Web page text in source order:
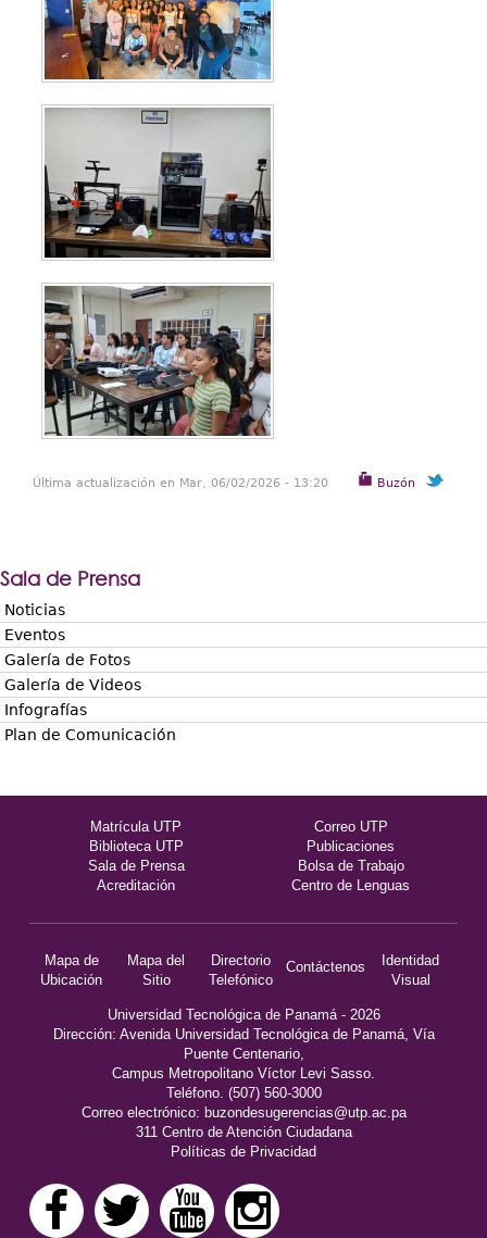
Buzón
Última actualización en Mar, 06/02/2026 - 13:20
Sala de Prensa
Noticias
Eventos
Galería de Fotos
Galería de Videos
Infografías
Plan de Comunicación
Matrícula UTP
Correo UTP
Biblioteca UTP
Publicaciones
Sala de Prensa
Bolsa de Trabajo
Acreditación
Centro de Lenguas
Mapa de
Ubicación
Mapa del
Sitio
Directorio
Telefónico
Contáctenos
Identidad
Visual
Universidad Tecnológica de Panamá - 2026
Dirección: Avenida Universidad Tecnológica de Panamá, Vía
Puente Centenario,
Campus Metropolitano Víctor Levi Sasso.
Teléfono. (507) 560-3000
Correo electrónico: buzondesugerencias@utp.ac.pa
311 Centro de Atención Ciudadana
Políticas de Privacidad